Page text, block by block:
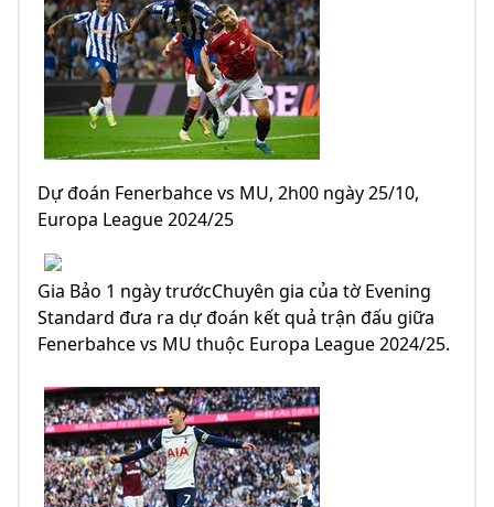
Dự đoán Fenerbahce vs MU, 2h00 ngày 25/10,
Europa League 2024/25
Gia Bảo 1 ngày trướcChuyên gia của tờ Evening
Standard đưa ra dự đoán kết quả trận đấu giữa
Fenerbahce vs MU thuộc Europa League 2024/25.